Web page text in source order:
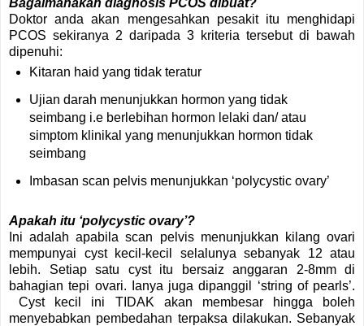
Bagaimanakah diagnosis PCOS dibuat?
Doktor anda akan mengesahkan pesakit itu menghidapi
PCOS sekiranya 2 daripada 3 kriteria tersebut di bawah
dipenuhi:
Kitaran haid yang tidak teratur
Ujian darah menunjukkan hormon yang tidak
seimbang i.e berlebihan hormon lelaki dan/ atau
simptom klinikal yang menunjukkan hormon tidak
seimbang
Imbasan scan pelvis menunjukkan ‘polycystic ovary’
Apakah itu ‘polycystic ovary’?
Ini adalah apabila scan pelvis menunjukkan kilang ovari
mempunyai cyst kecil-kecil selalunya sebanyak 12 atau
lebih. Setiap satu cyst itu bersaiz anggaran 2-8mm di
bahagian tepi ovari. Ianya juga dipanggil ‘string of pearls’.
Cyst kecil ini TIDAK akan membesar hingga boleh
menyebabkan pembedahan terpaksa dilakukan. Sebanyak